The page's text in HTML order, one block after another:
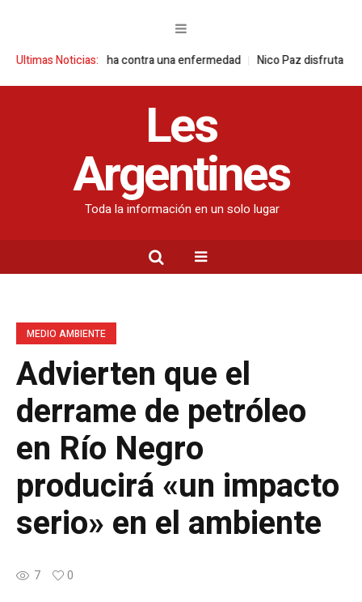
Ultimas Noticias:
su lucha contra una enfermedad Nico Paz disfruta de unas
Les
Argentines
Toda la información en un solo lugar
MEDIO AMBIENTE
Advierten que el
derrame de petróleo
en Río Negro
producirá «un impacto
serio» en el ambiente
7 0